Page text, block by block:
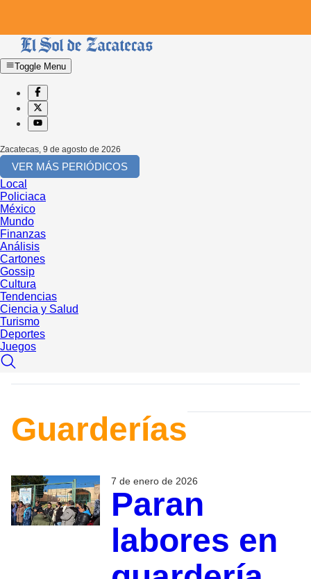
Toggle Menu
Zacatecas, 9 de agosto de 2026
VER MÁS PERIÓDICOS
Local
Policiaca
México
Mundo
Finanzas
Análisis
Cartones
Gossip
Cultura
Tendencias
Ciencia y Salud
Turismo
Deportes
Juegos
Guarderías
7 de enero de 2026
Paran
labores en